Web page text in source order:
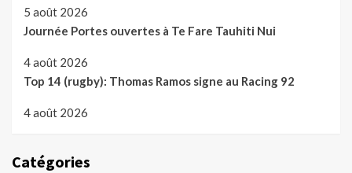
5 août 2026
Journée Portes ouvertes à Te Fare Tauhiti Nui
4 août 2026
Top 14 (rugby): Thomas Ramos signe au Racing 92
4 août 2026
Catégories